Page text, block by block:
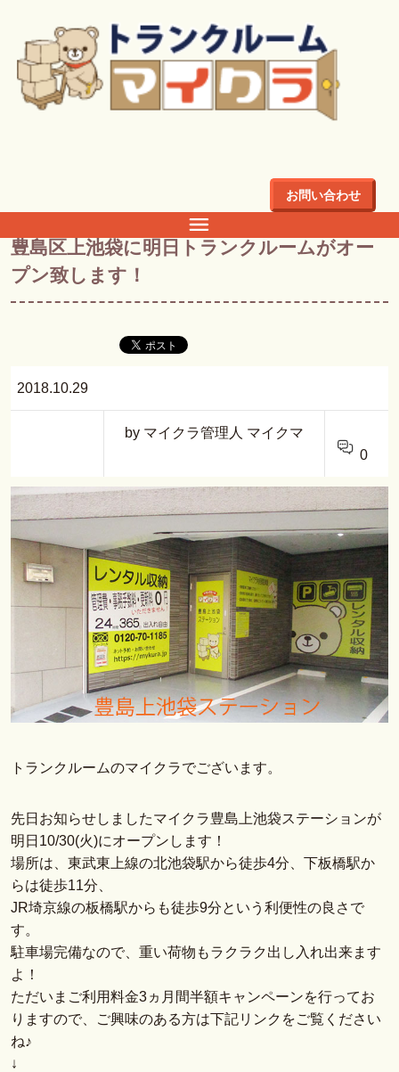
お問い合わせ
豊島区上池袋に明日トランクルームがオー
豊島区上池袋に明日トランクルームがオー
プン致します！
2018.10.29
by マイクラ管理人 マイクマ
0
トランクルームのマイクラでございます。
先日お知らせしましたマイクラ豊島上池袋ステーションが
明日10/30(火)にオープンします！
場所は、東武東上線の北池袋駅から徒歩4分、下板橋駅か
らは徒歩11分、
JR埼京線の板橋駅からも徒歩9分という利便性の良さで
す。
駐車場完備なので、重い荷物もラクラク出し入れ出来ます
よ！
ただいまご利用料金3ヵ月間半額キャンペーンを行ってお
りますので、ご興味のある方は下記リンクをご覧ください
ね♪
↓